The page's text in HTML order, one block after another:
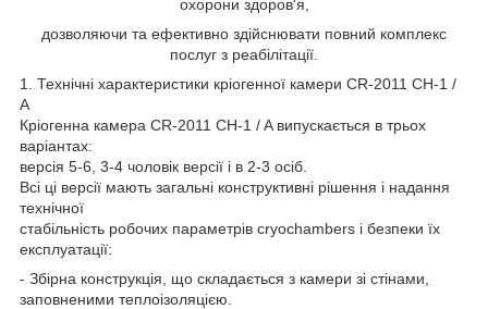
охорони здоров'я,
дозволяючи та ефективно здійснювати повний комплекс
послуг з реабілітації.
1. Технічні характеристики кріогенної камери CR-2011 CH-1 /
A
Кріогенна камера CR-2011 CH-1 / A випускається в трьох
варіантах:
версія 5-6, 3-4 чоловік версії і в 2-3 осіб.
Всі ці версії мають загальні конструктивні рішення і надання
технічної
стабільність робочих параметрів cryochambers і безпеки їх
експлуатації:
- Збірна конструкція, що складається з камери зі стінами,
заповненими теплоізоляцією.